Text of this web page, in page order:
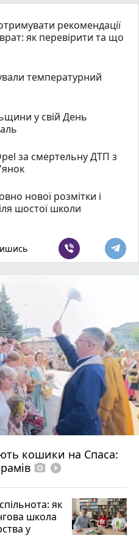
рекомендації
як перевірити та що
температурний
у свій День
за смертельну ДТП з
нової розмітки і
шостої школи
кошики на Спаса:
photo_camera play_circle_filled
як
школа
у